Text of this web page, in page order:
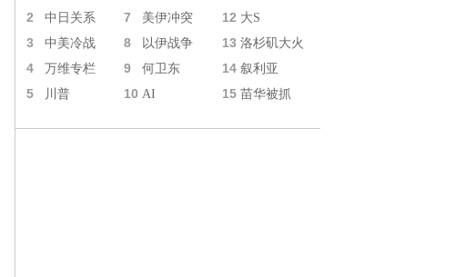
2 中日关系 7 美伊冲突 12 大S
3 中美冷战 8 以伊战争 13 洛杉矶大火
4 万维专栏 9 何卫东 14 叙利亚
5 川普 10 AI 15 苗华被抓